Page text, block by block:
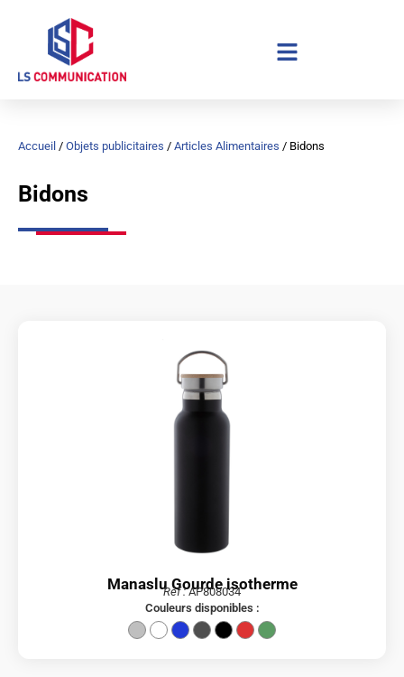
contenu
Accueil / Objets publicitaires / Articles Alimentaires / Bidons
Bidons
Manaslu Gourde isotherme
Réf :AP808034
Couleurs disponibles :